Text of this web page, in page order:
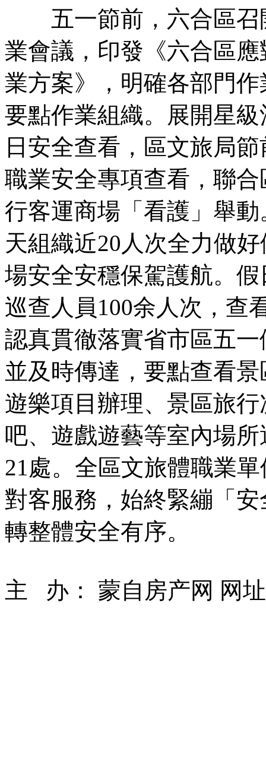
五一節前，六合區召
業會議，印發《六合區
業方案》，明確各部門
要點作業組織。展開星
日安全查看，區文旅局
職業安全專項查看，聯
行客運商場「看護」舉
天組織近20人次全力做
場安全安穩保駕護航。
巡查人員100余人次，查
認真貫徹落實省市區五
並及時傳達，要點查看
遊樂項目辦理、景區旅
吧、遊戲遊藝等室內場
21處。全區文旅體職業
對客服務，始終緊繃「
轉整體安全有序。
主 办： 蒙自房产网 网